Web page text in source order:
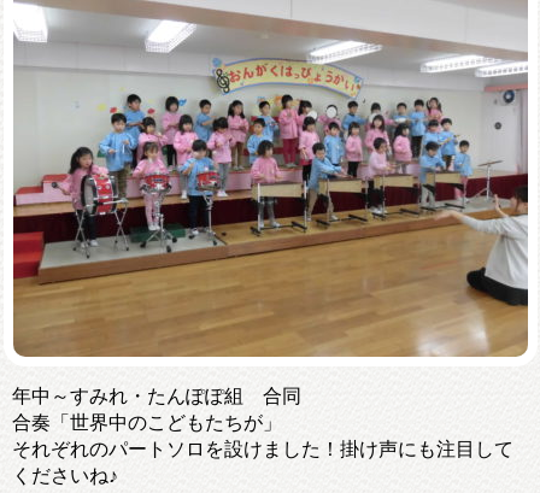
年中～すみれ・たんぽぽ組 合同
合奏「世界中のこどもたちが」
それぞれのパートソロを設けました！掛け声にも注目して
くださいね♪